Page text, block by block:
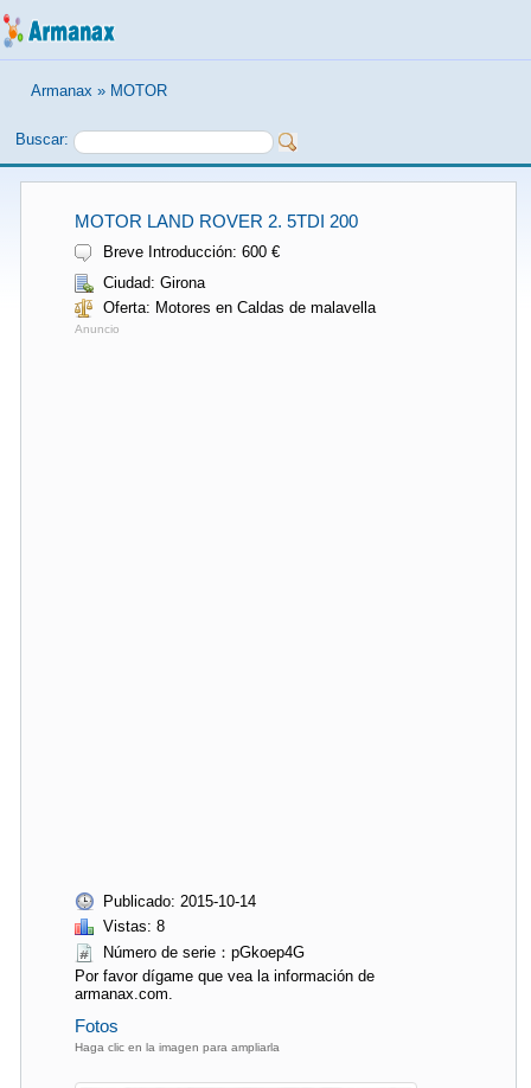
Armanax » MOTOR
Buscar:
MOTOR LAND ROVER 2. 5TDI 200
Breve Introducción: 600 €
Ciudad: Girona
Oferta: Motores en Caldas de malavella
Anuncio
Publicado: 2015-10-14
Vistas: 8
Número de serie：pGkoep4G
Por favor dígame que vea la información de
armanax.com.
Fotos
Haga clic en la imagen para ampliarla